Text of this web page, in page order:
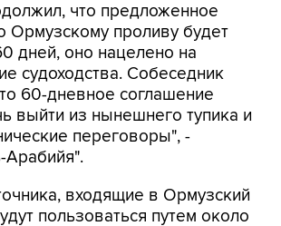
что предложенное
Ормузскому проливу будет
дней, оно нацелено на
судоходства. Собеседник
60-дневное соглашение
выйти из нынешнего тупика и
переговоры", -
Арабийя".
входящие в Ормузский
пользоваться путем около